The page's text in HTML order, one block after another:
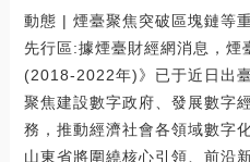
動態 | 煙臺聚焦突破區塊鏈等
先行區:據煙臺財經網消息，煙
(2018-2022年)》已于近日出
聚焦建設數字政府、發展數字
務，推動經濟社會各領域數字
山東省將圍繞核心引領、前沿